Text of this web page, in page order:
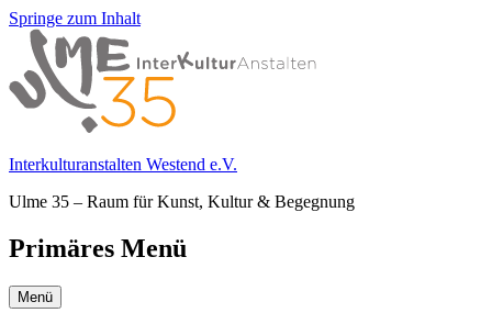
Springe zum Inhalt
Interkulturanstalten Westend e.V.
Ulme 35 – Raum für Kunst, Kultur & Begegnung
Primäres Menü
Menü